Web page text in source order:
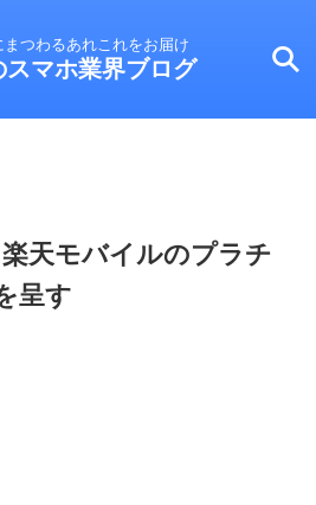
まつわるあれこれをお届け
スマホ業界ブログ
天モバイルのプラチ
呈す